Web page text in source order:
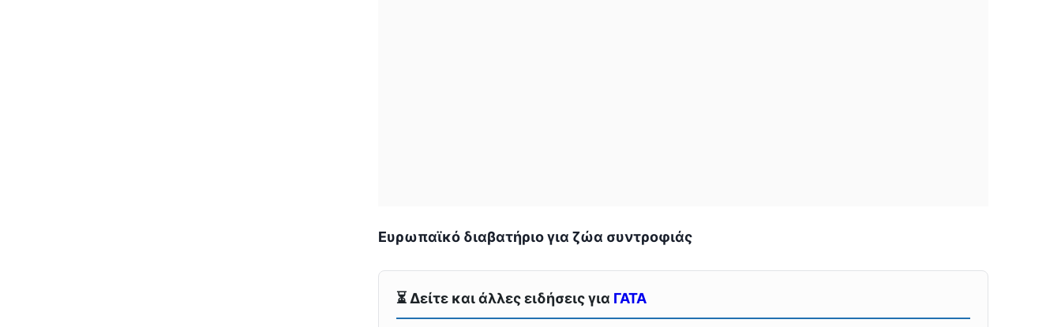
Ευρωπαϊκό διαβατήριο για ζώα συντροφιάς
⏳ Δείτε και άλλες ειδήσεις για ΓΑΤΑ